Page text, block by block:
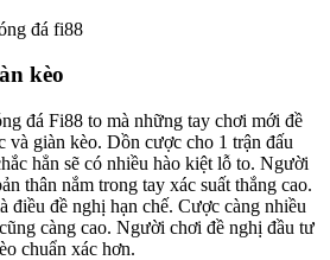
kèo
đá Fi88 to mà những tay chơi mới đề
và giàn kèo. Dồn cược cho 1 trận đấu
hẳn sẽ có nhiều hào kiệt lỗ to. Người
thân nắm trong tay xác suất thắng cao.
điều đề nghị hạn chế. Cược càng nhiều
càng cao. Người chơi đề nghị đầu tư
chuẩn xác hơn.